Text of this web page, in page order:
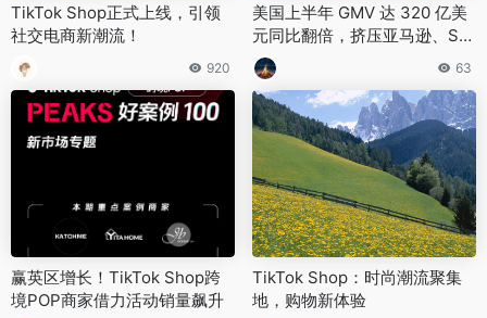
TikTok Shop正式上线，引领
社交电商新潮流！
920
美国上半年 GMV 达 320 亿美
元同比翻倍，挤压亚马逊、Sh
opify 份额
63
赢英区增长！TikTok Shop跨
境POP商家借力活动销量飙升
TikTok Shop：时尚潮流聚集
地，购物新体验